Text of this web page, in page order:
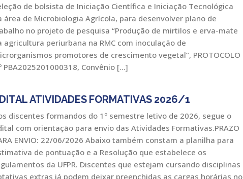
de bolsista de Iniciação Científica e Iniciação Tecnológica
área de Microbiologia Agrícola, para desenvolver plano de
no projeto de pesquisa “Produção de mirtilos e erva-mate
agricultura periurbana na RMC com inoculação de
promotores de crescimento vegetal”, PROTOCOLO
PBA2025201000318, Convênio […]
ATIVIDADES FORMATIVAS 2026/1
discentes formandos do 1º semestre letivo de 2026, segue o
com orientação para envio das Atividades Formativas.PRAZO
ENVIO: 22/06/2026 Abaixo também constam a planilha para
de pontuação e a Resolução que estabelece os
da UFPR. Discentes que estejam cursando disciplinas
extras já podem deixar preenchidas as cargas horárias no